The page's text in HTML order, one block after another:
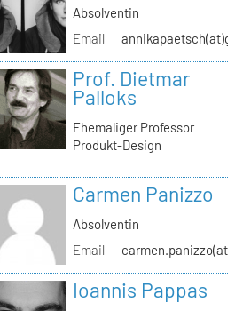
Absolventin
Email
Prof. Dietmar
Palloks
Ehemaliger Professor
Produkt-Design
Carmen Panizzo
Absolventin
Email
Ioannis Pappas